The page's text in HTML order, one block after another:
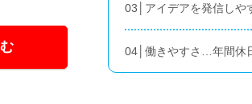
03│アイデアを発信し
04│働きやすさ…年間休